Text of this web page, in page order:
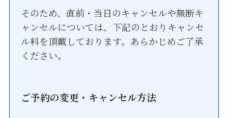
そのため、直前・当日のキャンセルや無断キ
ャンセルについては、下記のとおりキャンセ
ル料を頂戴しております。あらかじめご了承
ください。
ご予約の変更・キャンセル方法